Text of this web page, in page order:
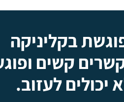
בקליניקה
קשים
לעזוב.